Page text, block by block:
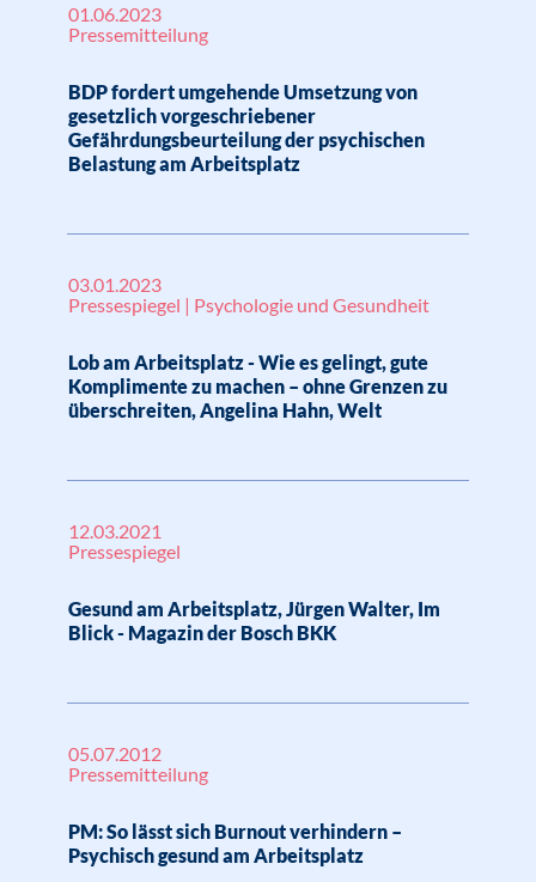
01.06.2023
Pressemitteilung
BDP fordert umgehende Umsetzung von
gesetzlich vorgeschriebener
Gefährdungsbeurteilung der psychischen
Belastung am Arbeitsplatz
03.01.2023
Pressespiegel | Psychologie und Gesundheit
Lob am Arbeitsplatz - Wie es gelingt, gute
Komplimente zu machen – ohne Grenzen zu
überschreiten, Angelina Hahn, Welt
12.03.2021
Pressespiegel
Gesund am Arbeitsplatz, Jürgen Walter, Im
Blick - Magazin der Bosch BKK
05.07.2012
Pressemitteilung
PM: So lässt sich Burnout verhindern –
Psychisch gesund am Arbeitsplatz